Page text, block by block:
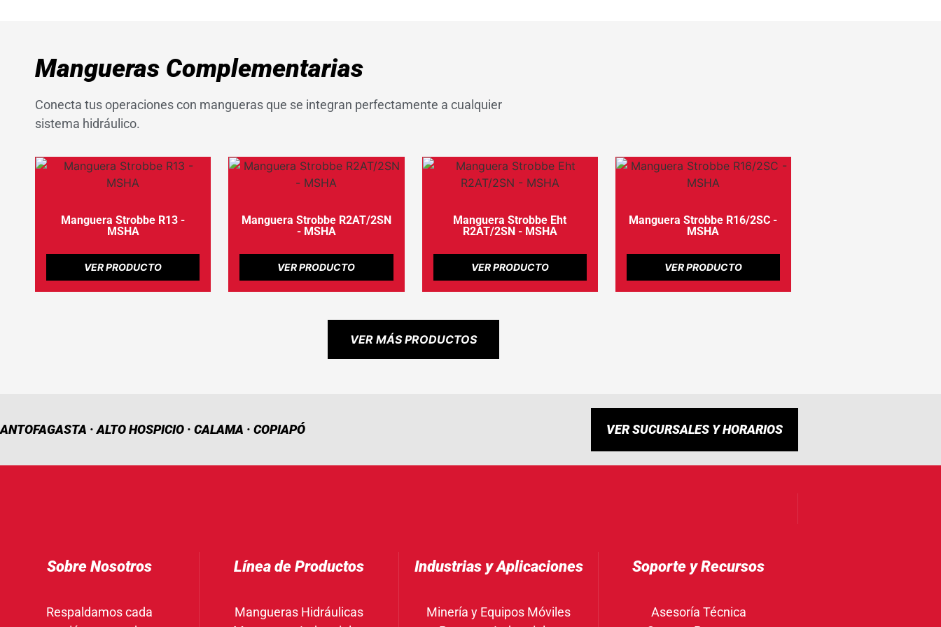
Mangueras Complementarias
Conecta tus operaciones con mangueras que se integran perfectamente a cualquier
sistema hidráulico.
Manguera Strobbe R13 -
MSHA
VER PRODUCTO
Manguera Strobbe R2AT/2SN
- MSHA
VER PRODUCTO
Manguera Strobbe Eht
R2AT/2SN - MSHA
VER PRODUCTO
Manguera Strobbe R16/2SC -
MSHA
VER PRODUCTO
VER MÁS PRODUCTOS
ANTOFAGASTA · ALTO HOSPICIO · CALAMA · COPIAPÓ VER SUCURSALES Y HORARIOS
Sobre Nosotros
Respaldamos cada
Línea de Productos
Mangueras Hidráulicas
Industrias y Aplicaciones
Minería y Equipos Móviles
Soporte y Recursos
Asesoría Técnica